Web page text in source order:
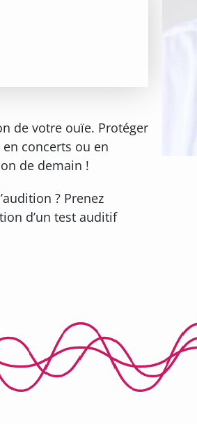
de votre ouïe. Protéger
concerts ou en
de demain !
? Prenez
d’un test auditif